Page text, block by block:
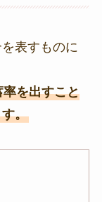
表すものに
率を出すこと
。